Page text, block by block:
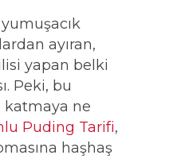
ayıran,
yapan belki
Peki, bu
katmaya ne
Puding Tarifi,
haşhaş